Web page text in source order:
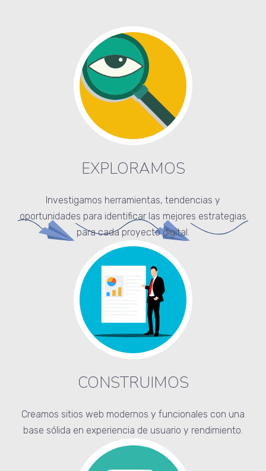
EXPLORAMOS
Investigamos herramientas, tendencias y
oportunidades para identificar las mejores estrategias
para cada proyecto digital.
CONSTRUIMOS
Creamos sitios web modernos y funcionales con una
base sólida en experiencia de usuario y rendimiento.